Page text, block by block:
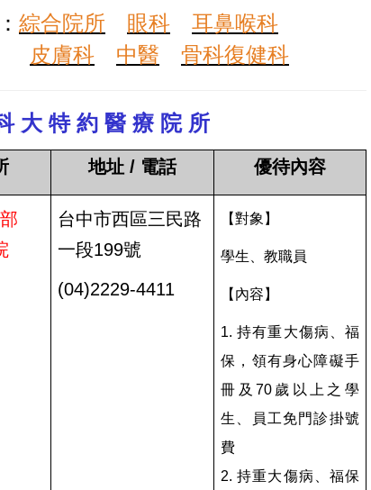
： 綜合院所 眼科
耳鼻喉科
皮膚科
中醫 骨科復健科
大 特 約 醫 療 院 所
地址 / 電話 優待內容
台中市西區三民路
一段199號
(04)2229-4411
【對象】
學生、教職員
【內容】
1. 持有重大傷病、福
保，領有身心障礙手
冊及70歲以上之 學
生、員工免門診掛號
費
2. 持重大傷病、福保